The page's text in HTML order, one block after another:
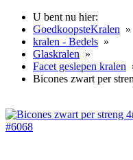
U bent nu hier:
GoedkoopsteKralen »
kralen - Bedels »
Glaskralen »
Facet geslepen kralen
Bicones zwart per